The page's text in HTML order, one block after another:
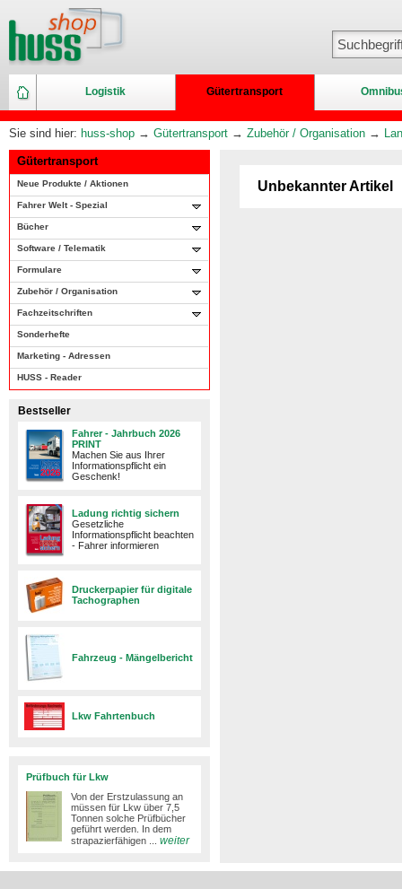
Logistik Gütertransport
Sie sind hier: huss-shop → Gütertransport → Zubehör / Organisation →
Gütertransport
Neue Produkte / Aktionen
Fahrer Welt - Spezial
Bücher
Software / Telematik
Formulare
Zubehör / Organisation
Fachzeitschriften
Sonderhefte
Marketing - Adressen
HUSS - Reader
Bestseller
Fahrer - Jahrbuch 2026
PRINT
Machen Sie aus Ihrer
Informationspflicht ein
Geschenk!
Ladung richtig sichern
Gesetzliche
Informationspflicht beachten
- Fahrer informieren
Druckerpapier für digitale
Tachographen
Fahrzeug - Mängelbericht
Lkw Fahrtenbuch
Prüfbuch für Lkw
Von der Erstzulassung an
müssen für Lkw über 7,5
Tonnen solche Prüfbücher
geführt werden. In dem
strapazierfähigen ...
weiter
Unbekannter Artikel